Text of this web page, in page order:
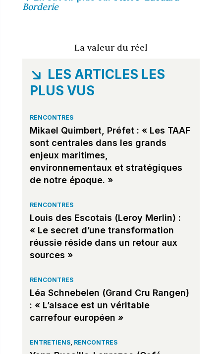
Borderie
La valeur du réel
LES ARTICLES LES
PLUS VUS
RENCONTRES
Mikael Quimbert, Préfet : « Les TAAF
sont centrales dans les grands
enjeux maritimes,
environnementaux et stratégiques
de notre époque. »
RENCONTRES
Louis des Escotais (Leroy Merlin) :
« Le secret d’une transformation
réussie réside dans un retour aux
sources »
RENCONTRES
Léa Schnebelen (Grand Cru Rangen)
: « L’alsace est un véritable
carrefour européen »
ENTRETIENS, RENCONTRES